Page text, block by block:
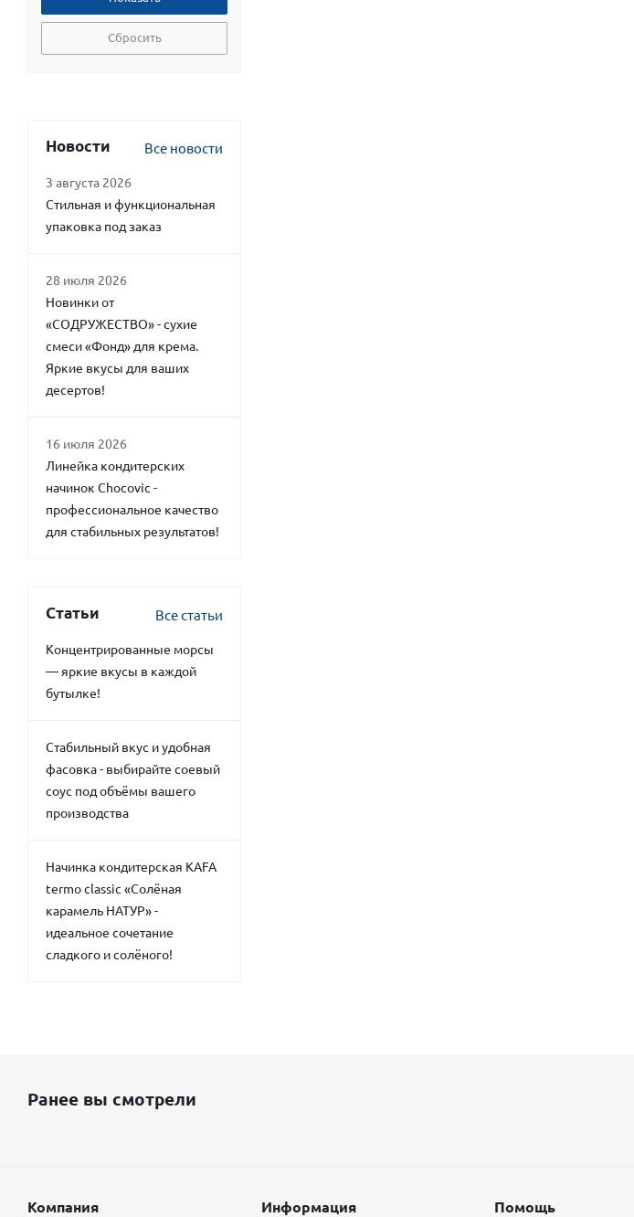
Сбросить
Новости Все новости
3 августа 2026
Стильная и функциональная
упаковка под заказ
28 июля 2026
Новинки от
«СОДРУЖЕСТВО» - сухие
смеси «Фонд» для крема.
Яркие вкусы для ваших
десертов!
16 июля 2026
Линейка кондитерских
начинок Chocovic -
профессиональное качество
для стабильных результатов!
Статьи Все статьи
Концентрированные морсы
— яркие вкусы в каждой
бутылке!
Стабильный вкус и удобная
фасовка - выбирайте соевый
соус под объёмы вашего
производства
Начинка кондитерская KAFA
termo classic «Солёная
карамель НАТУР» -
идеальное сочетание
сладкого и солёного!
Ранее вы смотрели
Компания Информация Помощь